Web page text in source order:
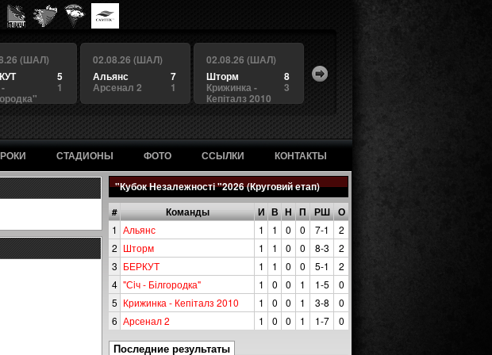
(ШАЛ)
5
1
02.08.26 (ШАЛ)
7
Альянс
1
Арсенал 2
02.08.26 (ШАЛ)
8
Шторм
3
Крижинка -
Кепіталз 2010
СТАДИОНЫ ФОТО ССЫЛКИ КОНТАКТЫ
"Кубок Незалежності "2026 (Круговий етап)
# Команды И В Н П РШ О
1 Альянс 1 1 0 0 7-1
2
2 Шторм 1 1 0 0 8-3
2
3 БЕРКУТ 1 1 0 0 5-1
2
4 "Сiч - Білгородка" 1 0 0 1 1-5
0
5 Крижинка - Кепіталз 2010 1 0 0 1 3-8
0
6 Арсенал 2 1 0 0 1 1-7 0
Последние результаты